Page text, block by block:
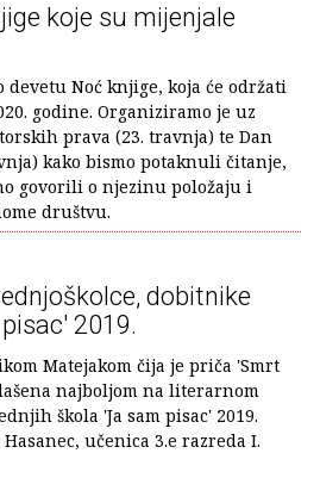
koje su mijenjale
devetu Noć knjige, koja će održati
godine. Organiziramo je uz
prava (23. travnja) te Dan
kako bismo potaknuli čitanje,
govorili o njezinu položaju i
društvu.
dobitnike
2019.
Matejakom čija je priča 'Smrt
najboljom na literarnom
škola 'Ja sam pisac' 2019.
učenica 3.e razreda I.